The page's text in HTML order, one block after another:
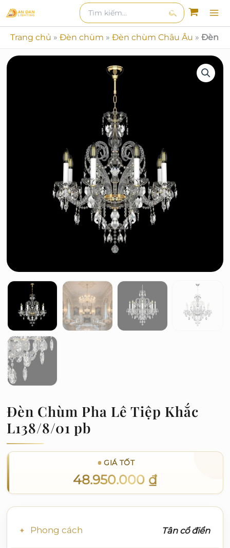
tới
nội
Tìm
kiếm:
Tìm
kiếm
Trang chủ » Đèn chùm » Đèn chùm Châu Âu » Đèn
Đèn Chùm Pha Lê Tiệp Khắc
L138/8/01 pb
GIÁ TỐT
48.950.000 ₫
Phong cách Tân cổ điển